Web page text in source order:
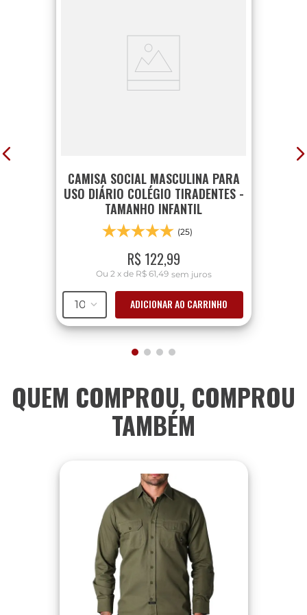
CAMISA SOCIAL MASCULINA PARA
USO DIÁRIO COLÉGIO TIRADENTES -
TAMANHO INFANTIL
(25)
R$ 122,99
Ou 2 xde R$ 61,49 sem juros
10 ADICIONAR AO CARRINHO
QUEM COMPROU, COMPROU
TAMBÉM